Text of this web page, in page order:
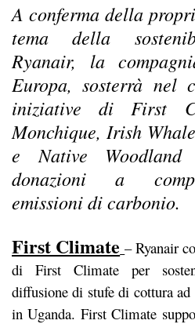
A conferma della
tema della
Ryanair, la
Europa, sosterrà nel
iniziative di First
Monchique, Irish
e Native Woodland
donazioni a
emissioni di carbonio.
First Climate – Ryanair
di First Climate per
diffusione di stufe di cottura
in Uganda. First Climate